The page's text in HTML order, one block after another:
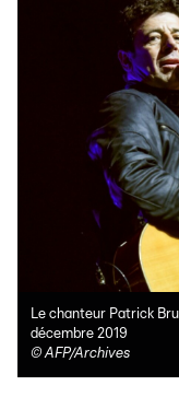
Le chanteur Patrick
décembre 2019
©AFP/Archives